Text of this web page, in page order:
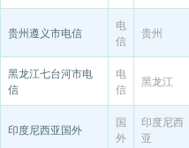
贵州遵义市电信
电
信
贵州
黑龙江七台河市电
信
电
信
黑龙江
印度尼西亚国外
国
外
印度尼西
亚